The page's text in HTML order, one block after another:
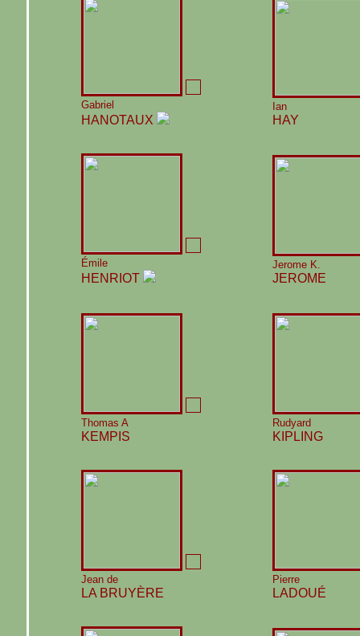
Gabriel
HANOTAUX
Ian
HAY
Émile
HENRIOT
Jerome K.
JEROME
Thomas A
KEMPIS
Rudyard
KIPLING
Jean de
LA BRUYÈRE
Pierre
LADOUÉ